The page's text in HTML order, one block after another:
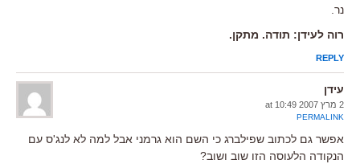
נר.
רוה לעידן: תודה. מתקן.
REPLY
עידן
2 מרץ 2007 at 10:49
PERMALINK
אפשר גם לכתוב שפילברג כי השם הוא גרמני אבל למה לא לנג'ס עם
הנקודה הלעוסה הזו שוב ושוב?